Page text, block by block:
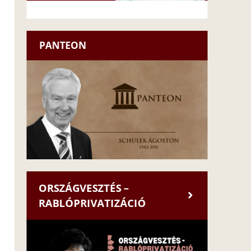
PANTEON
ORSZÁGVESZTÉS –
RABLÓPRIVATIZÁCIÓ